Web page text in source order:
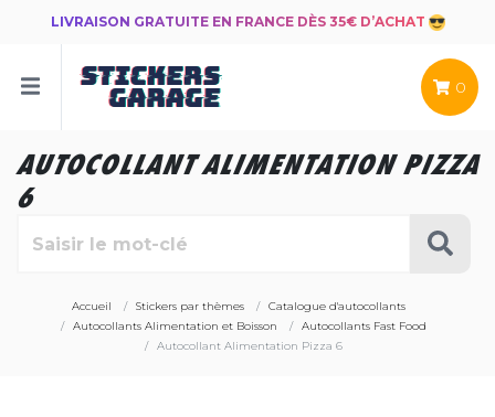
LIVRAISON GRATUITE EN FRANCE DÈS 35€ D’ACHAT
0
AUTOCOLLANT ALIMENTATION PIZZA
6
Accueil Stickers par thèmes
Catalogue d'autocollants
Autocollants Alimentation et Boisson
Autocollants Fast Food
Autocollant Alimentation Pizza 6